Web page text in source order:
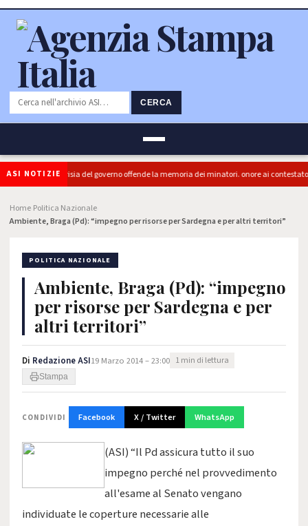
CERCA
ASI NOTIZIE
(PRC): "L'Ipocrisia del governo offende la memoria dei minatori. onore ai
Home Politica Nazionale
Ambiente, Braga (Pd): “impegno per risorse per Sardegna e per altri territori”
POLITICA NAZIONALE
Ambiente, Braga (Pd): “impegno
per risorse per Sardegna e per
altri territori”
Di Redazione ASI19 Marzo 2014 – 23:00 1 min di lettura
Stampa
CONDIVIDI Facebook X / Twitter WhatsApp
(ASI) “Il Pd assicura tutto il suo
impegno perché nel provvedimento
all'esame al Senato vengano
individuate le coperture necessarie alle